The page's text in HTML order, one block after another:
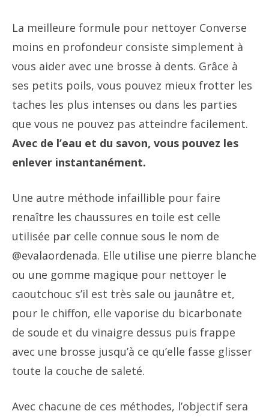
La meilleure formule pour nettoyer Converse
moins en profondeur consiste simplement à
vous aider avec une brosse à dents. Grâce à
ses petits poils, vous pouvez mieux frotter les
taches les plus intenses ou dans les parties
que vous ne pouvez pas atteindre facilement.
Avec de l’eau et du savon, vous pouvez les
enlever instantanément.
Une autre méthode infaillible pour faire
renaître les chaussures en toile est celle
utilisée par celle connue sous le nom de
@evalaordenada. Elle utilise une pierre blanche
ou une gomme magique pour nettoyer le
caoutchouc s’il est très sale ou jaunâtre et,
pour le chiffon, elle vaporise du bicarbonate
de soude et du vinaigre dessus puis frappe
avec une brosse jusqu’à ce qu’elle fasse glisser
toute la couche de saleté.
Avec chacune de ces méthodes, l’objectif sera